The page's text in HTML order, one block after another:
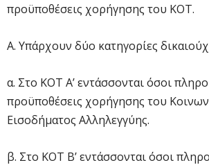
προϋποθέσεις χορήγησης του ΚΟΤ.
Α. Υπάρχουν δύο κατηγορίες
α. Στο ΚΟΤ Α’ εντάσσονται όσοι
προϋποθέσεις χορήγησης του
Εισοδήματος Αλληλεγγύης.
β. Στο ΚΟΤ Β’ εντάσσονται όσοι